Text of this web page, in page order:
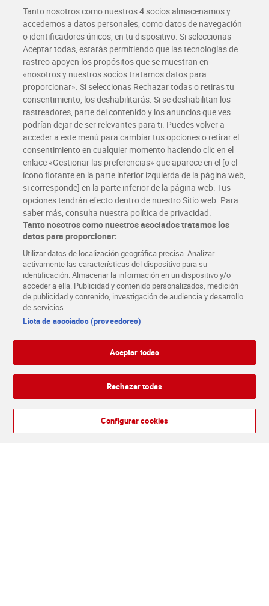
Detergente líquido liso y
limpio Wipp Express 40
lavados
9,99 € (0,25 €/LAVADO)
Añadir
Detergente en polvo a
mano Dia Super Paco 600 g
1,75 € (2,92 €/KILO)
Añadir
Detergente líquido Ariel 35
Añadir
7,99 €
Agotado
Tanto nosotros como nuestros4socios almacenamos y
accedemos a datos personales, como datos de navegación
o identificadores únicos, en tu dispositivo. Si seleccionas
Aceptar todas, estarás permitiendo que las tecnologías de
rastreo apoyen los propósitos que se muestran en
«nosotros y nuestros socios tratamos datos para
proporcionar». Si seleccionas Rechazar todas o retiras tu
consentimiento, los deshabilitarás. Si se deshabilitan los
rastreadores, parte del contenido y los anuncios que ves
podrían dejar de ser relevantes para ti. Puedes volver a
acceder a este menú para cambiar tus opciones o retirar el
consentimiento en cualquier momento haciendo clic en el
enlace «Gestionar las preferencias» que aparece en el [o el
ícono flotante en la parte inferior izquierda de la página web,
si corresponde] en la parte inferior de la página web. Tus
opciones tendrán efecto dentro de nuestro Sitio web. Para
saber más, consulta nuestra política de privacidad.
Tanto nosotros como nuestros asociados tratamos los
datos para proporcionar:
Utilizar datos de localización geográfica precisa. Analizar
activamente las características del dispositivo para su
identificación. Almacenar la información en un dispositivo y/o
acceder a ella. Publicidad y contenido personalizados, medición
de publicidad y contenido, investigación de audiencia y desarrollo
de servicios.
Lista de asociados (proveedores)
Aceptar todas
Rechazar todas
Configurar cookies